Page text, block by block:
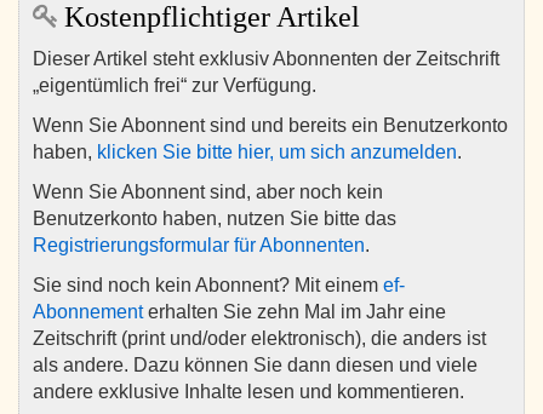
Kostenpflichtiger Artikel
Dieser Artikel steht exklusiv Abonnenten der Zeitschrift
„eigentümlich frei“ zur Verfügung.
Wenn Sie Abonnent sind und bereits ein Benutzerkonto
haben, klicken Sie bitte hier, um sich anzumelden.
Wenn Sie Abonnent sind, aber noch kein
Benutzerkonto haben, nutzen Sie bitte das
Registrierungsformular für Abonnenten.
Sie sind noch kein Abonnent? Mit einem ef-
Abonnementerhalten Sie zehn Mal im Jahr eine
Zeitschrift (print und/oder elektronisch), die anders ist
als andere. Dazu können Sie dann diesen und viele
andere exklusive Inhalte lesen und kommentieren.